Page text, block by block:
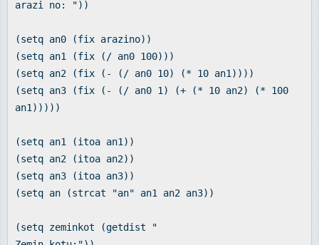
arazi no: "))
(setq an0 (fix arazino))
(setq an1 (fix (/ an0 100)))
(setq an2 (fix (- (/ an0 10) (* 10 an1))))
(setq an3 (fix (- (/ an0 1) (+ (* 10 an2) (* 100
an1)))))
(setq an1 (itoa an1))
(setq an2 (itoa an2))
(setq an3 (itoa an3))
(setq an (strcat "an" an1 an2 an3))
(setq zeminkot (getdist "